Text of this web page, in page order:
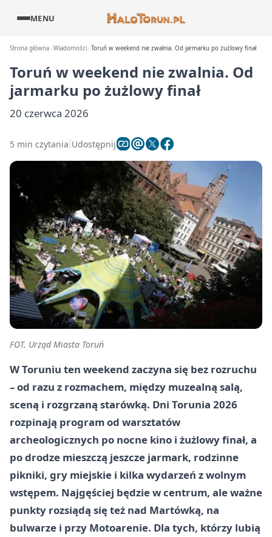
MENU
Strona główna Wiadomości Toruń w weekend nie zwalnia. Od jarmarku po żużlowy finał
Toruń w weekend nie zwalnia. Od
jarmarku po żużlowy finał
20 czerwca 2026
5 min czytania Udostępnij
FOT. Urząd Miasta Toruń
W Toruniu ten weekend zaczyna się bez rozruchu
– od razu z rozmachem, między muzealną salą,
sceną i rozgrzaną starówką. Dni Torunia 2026
rozpinają program od warsztatów
archeologicznych po nocne kino i żużlowy finał, a
po drodze mieszczą jeszcze jarmark, rodzinne
pikniki, gry miejskie i kilka wydarzeń z wolnym
wstępem. Najgęściej będzie w centrum, ale ważne
punkty rozsiądą się też nad Martówką, na
bulwarze i przy Motoarenie. Dla tych, którzy lubią